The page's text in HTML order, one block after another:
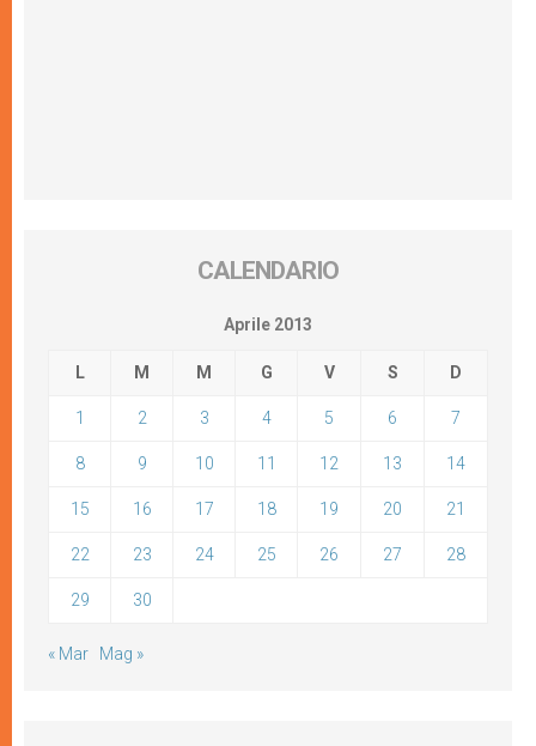
CALENDARIO
Aprile 2013
L M M G V S D
1 2 3 4 5 6 7
8 9 10 11 12 13 14
15 16 17 18 19 20 21
22 23 24 25 26 27 28
29 30
« Mar Mag »